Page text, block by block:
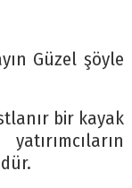
Güzel şöyle
bir kayak